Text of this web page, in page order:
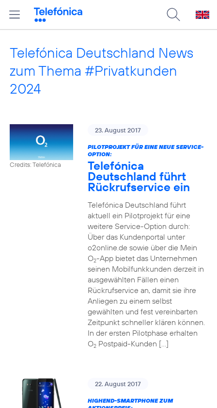
Telefónica Deutschland News
zum Thema #Privatkunden
2024
Credits: Telefónica
23. August 2017
PILOTPROJEKT FÜR EINE NEUE SERVICE-
OPTION:
Telefónica
Deutschland führt
Rückrufservice ein
Telefónica Deutschland führt
aktuell ein Pilotprojekt für eine
weitere Service-Option durch:
Über das Kundenportal unter
o2online.de sowie über die Mein
O2-App bietet das Unternehmen
seinen Mobilfunkkunden derzeit in
ausgewählten Fällen einen
Rückrufservice an, damit sie ihre
Anliegen zu einem selbst
gewählten und fest vereinbarten
Zeitpunkt schneller klären können.
In der ersten Pilotphase erhalten
O2Postpaid-Kunden […]
22. August 2017
HIGHEND-SMARTPHONE ZUM